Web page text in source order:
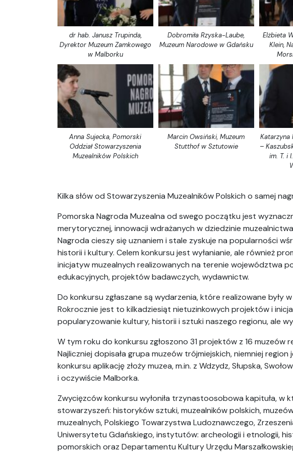
dr hab. Janusz Trupinda,
Dyrektor Muzeum Zamkowego
w Malborku
Dobromiła Rzyska-Laube,
Muzeum Narodowe w Gdańsku
Elżbieta
Klein,
Anna Sujecka, Pomorski
Oddział Stowarzyszenia
Muzealników Polskich
Marcin Owsiński, Muzeum
Stutthof w Sztutowie
Katarzyna
–
im. T. i
Kilka słów od Stowarzyszenia Muzealników Polskich o samej
Pomorska Nagroda Muzealna od swego początku jest
merytorycznej, innowacji wdrażanych w dziedzinie
Nagroda cieszy się uznaniem i stale zyskuje na popularności
historii i kultury. Celem konkursu jest wyłanianie, ale również
inicjatyw muzealnych realizowanych na terenie województwa
edukacyjnych, projektów badawczych, wydawnictw.
Do konkursu zgłaszane są wydarzenia, które realizowane były
Rokrocznie jest to kilkadziesiąt nietuzinkowych projektów i
popularyzowanie kultury, historii i sztuki naszego regionu, ale
W tym roku do konkursu zgłoszono 31 projektów z 16 muzeów
Najliczniej dopisała grupa muzeów trójmiejskich, niemniej
konkursu aplikację złoży muzea, m.in. z Wdzydz, Słupska,
i oczywiście Malborka.
Zwycięzców konkursu wyłoniła trzynastoosobowa kapituła, w
stowarzyszeń: historyków sztuki, muzealników polskich,
muzealnych, Polskiego Towarzystwa Ludoznawczego,
Uniwersytetu Gdańskiego, instytutów: archeologii i etnologii,
pomorskich oraz Departamentu Kultury Urzędu